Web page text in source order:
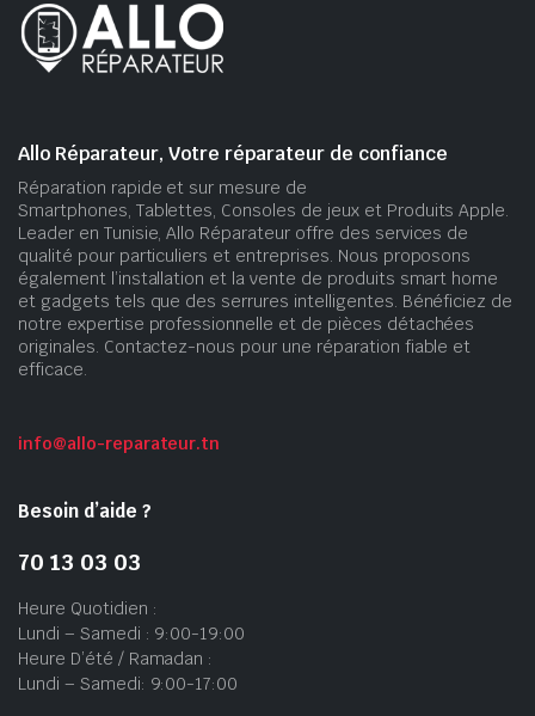
Allo Réparateur, Votre réparateur de confiance
Réparation rapide et sur mesure de
Smartphones, Tablettes, Consoles de jeux et Produits Apple.
Leader en Tunisie, Allo Réparateur offre des services de
qualité pour particuliers et entreprises. Nous proposons
également l’installation et la vente de produits smart home
et gadgets tels que des serrures intelligentes. Bénéficiez de
notre expertise professionnelle et de pièces détachées
originales. Contactez-nous pour une réparation fiable et
efficace.
info@allo-reparateur.tn
Besoin d’aide ?
70 13 03 03
Heure Quotidien :
Lundi – Samedi : 9:00-19:00
Heure D’été / Ramadan :
Lundi – Samedi: 9:00-17:00